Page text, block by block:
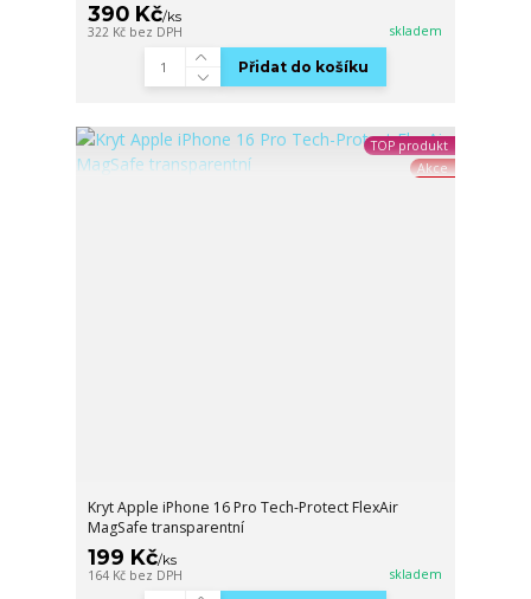
390 Kč/ks
322 Kč bez DPH skladem
Přidat do košíku
TOP produkt
Akce
Kryt Apple iPhone 16 Pro Tech-Protect FlexAir
MagSafe transparentní
199 Kč/ks
164 Kč bez DPH skladem